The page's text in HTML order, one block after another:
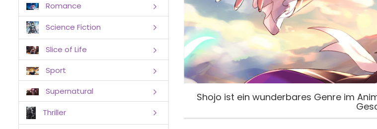
Shojo ist ein wunderbares Genre im
Romance
Science Fiction
Slice of Life
Sport
Supernatural
Thriller